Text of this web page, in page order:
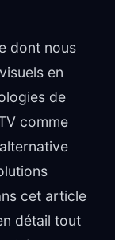
dont nous
en
de
comme
cet article
détail tout